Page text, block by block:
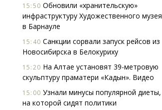
15:50 Обновили «хранительскую»
инфраструктуру Художественного музея
в Барнауле
15:40 Санкции сорвали запуск рейсов из
Новосибирска в Белокуриху
15:20 На Алтае установят 39-метровую
скульптуру праматери «Кадын». Видео
15:00 Узнали минусы популярной диеты,
на которой сидят политики